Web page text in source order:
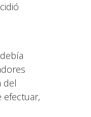
del
efectuar,